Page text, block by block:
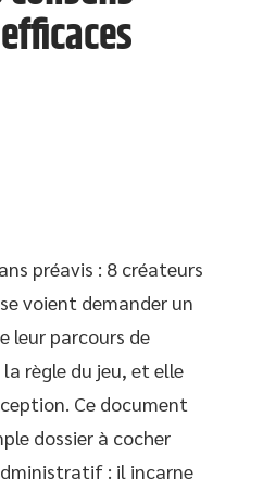
préavis : 8 créateurs
voient demander un
leur parcours de
règle du jeu, et elle
Ce document
dossier à cocher
: il incarne